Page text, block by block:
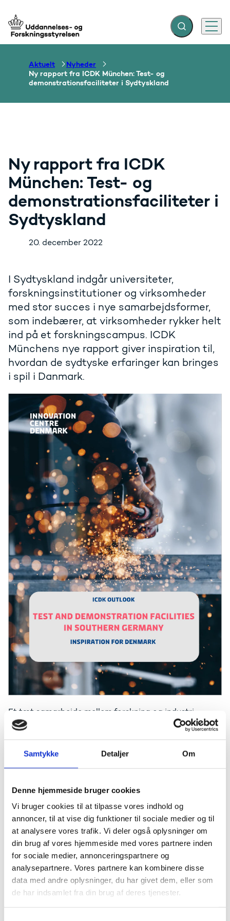
Samtykke Detaljer Om
Denne hjemmeside bruger cookies
Vi bruger cookies til at tilpasse vores indhold og
annoncer, til at vise dig funktioner til sociale medier og til
at analysere vores trafik. Vi deler også oplysninger om
din brug af vores hjemmeside med vores partnere inden
for sociale medier, annonceringspartnere og
analysepartnere. Vores partnere kan kombinere disse
data med andre oplysninger, du har givet dem, eller som
de har indsamlet fra din brug af deres tjenester.
Gå til forsiden Fold søgefelt ud
Menu
Aktuelt
Nyheder
Ny rapport fra ICDK München: Test- og
demonstrationsfaciliteter i Sydtyskland
Ny rapport fra ICDK
München: Test- og
demonstrationsfaciliteter i
Sydtyskland
20. december 2022
I Sydtyskland indgår universiteter,
forskningsinstitutioner og virksomheder
med stor succes i nye samarbejdsformer,
som indebærer, at virksomheder rykker helt
ind på et forskningscampus. ICDK
Münchens nye rapport giver inspiration til,
hvordan de sydtyske erfaringer kan bringes
i spil i Danmark.
Et tæt samarbejde mellem forskning og industri
skaber fundament for udvikling af innovative
teknologier, der kan bidrage til løsning af
sikre fremdrift i den grønne omstilling. Her er test- og
demonstrationsfaciliteter, og hvordan disse bedst
særligt på områder, hvor teknisk innovation involverer
prototyping og test i stor skala. Derfor har Innovation
Centre Denmark München undersøgt nærmere,
hvordan sydtyske aktører fra forskning og industri
sammen har organiseret sig for at skabe gode rammer
for langvarige innovationspartnerskaber med
udgangspunkt i testfaciliteter.
Rapporten er udarbejdet i samarbejde med
Teknologisk Institut og dykker ned i trends i det
sydtyske innovationsøkosystem inden for test- og